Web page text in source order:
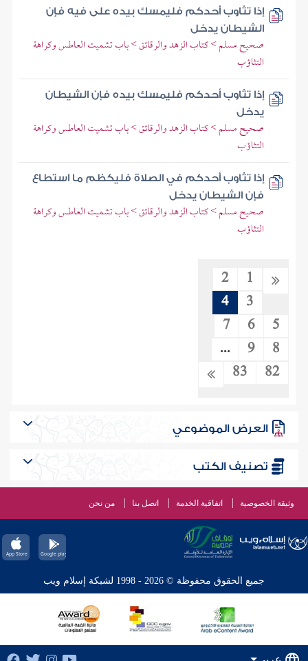
إذا تثاوب أحدكم فليمسك بيده على فيه فإن
الشيطان يدخل
صحيح مسلم > كتاب الزهد والرقائق > باب تشميت العاطس وكراهة
التثاؤب
إذا تثاوب أحدكم فليمسك بيده فإن الشيطان
يدخل
صحيح مسلم > كتاب الزهد والرقائق > باب تشميت العاطس وكراهة
التثاؤب
إذا تثاوب أحدكم في الصلاة فليكظم ما استطاع
فإن الشيطان يدخل
صحيح مسلم > كتاب الزهد والرقائق > باب تشميت العاطس وكراهة
التثاؤب
1
2
3
4
5
6
7
8
9
...
82
83
العرض الموضوعي
تصنيف الكتب
وثيقة الخصوصية اتفاقية الخدمة اتصل بنا من نحن
جميع الحقوق محفوظة © 2026 - 1998 لشبكة إسلام ويب